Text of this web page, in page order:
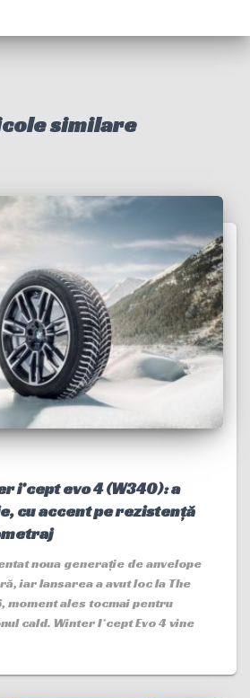
similare
i*cept evo 4 (W340): a
cu accent pe rezistență
noua generație de anvelope
iar lansarea a avut loc la The
moment ales tocmai pentru
cald. Winter I*cept Evo 4 vine